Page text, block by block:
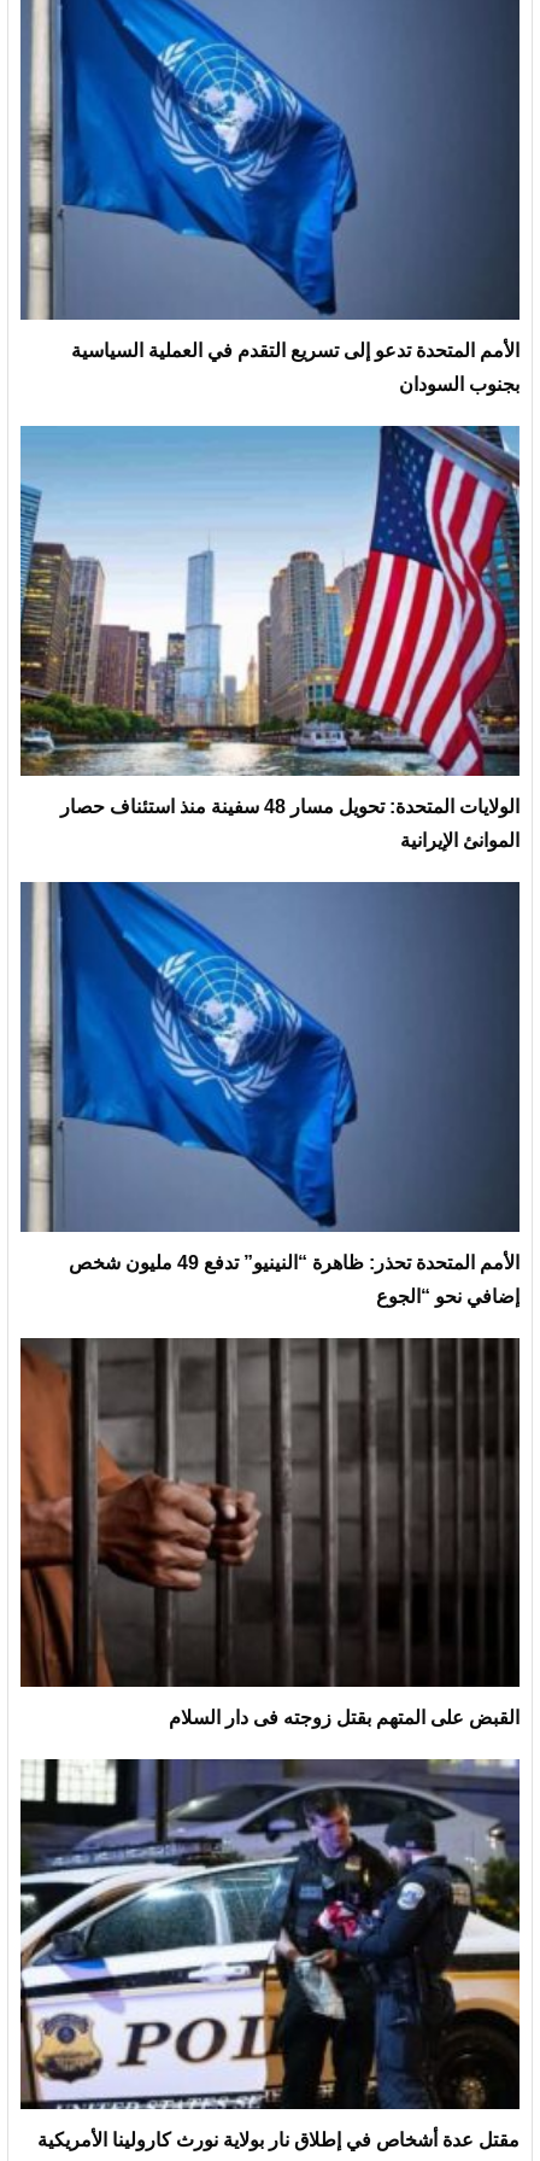
الأمم المتحدة تدعو إلى تسريع التقدم في العملية السياسية
بجنوب السودان
الولايات المتحدة: تحويل مسار 48 سفينة منذ استئناف حصار
الموانئ الإيرانية
الأمم المتحدة تحذر: ظاهرة “النينيو” تدفع 49 مليون شخص
إضافي نحو “الجوع
القبض على المتهم بقتل زوجته فى دار السلام
مقتل عدة أشخاص في إطلاق نار بولاية نورث كارولينا الأمريكية